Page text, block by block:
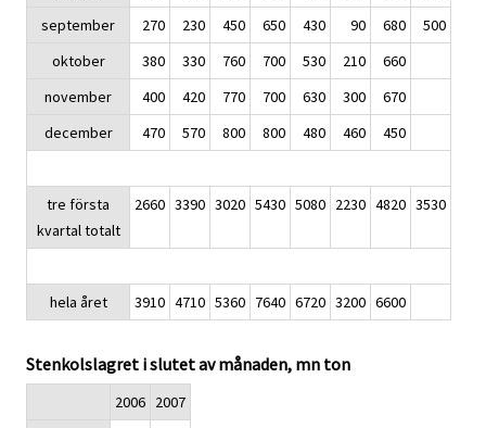
september
270 230 450 650 430 90 680
500
oktober
380 330 760 700 530 210
660
november
400 420 770 700 630 300
670
december
470 570 800 800 480 460 450
tre första
kvartal totalt
2660 3390 3020 5430 5080 2230 4820 3530
hela året 3910 4710 5360 7640 6720 3200 6600
Stenkolslagret i slutet av månaden, mn ton
2006 2007